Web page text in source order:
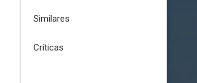
Similares
Críticas